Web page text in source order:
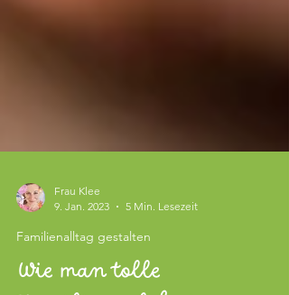
Frau Klee
9. Jan. 2023
Familienalltag gestalten